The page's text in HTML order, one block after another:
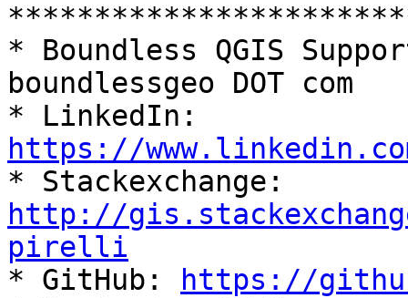
* Boundless QGIS
boundlessgeo DOT com
https://
http://
pirelli
* GitHub:
https://